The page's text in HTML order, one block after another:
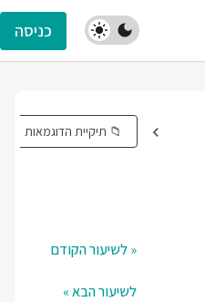
כניסה
📁 תיקיית הדוגמאות
« לשיעור הקודם
לשיעור הבא »